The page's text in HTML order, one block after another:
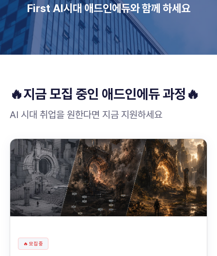
First AI시대 애드인에듀와 함께 하세요
🔥지금 모집 중인 애드인에듀 과정🔥
AI 시대 취업을 원한다면 지금 지원하세요
🔥 모집 중